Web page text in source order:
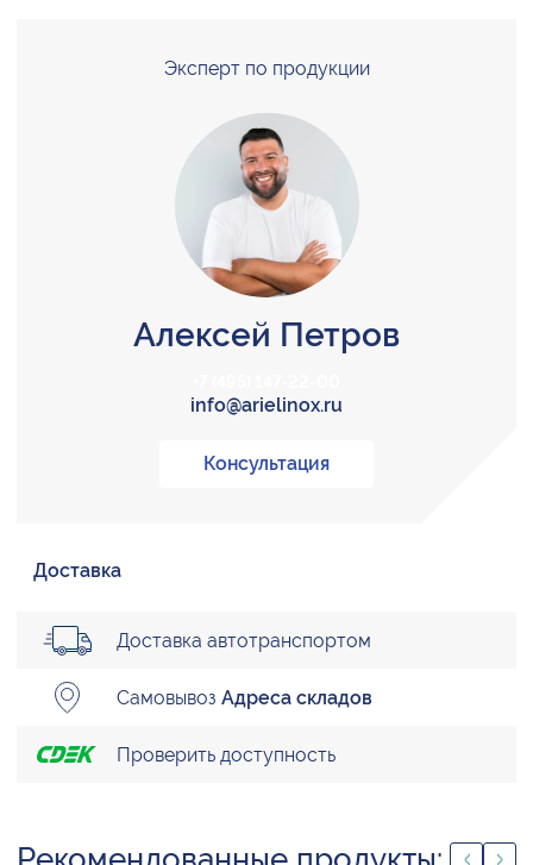
Эксперт по продукции
Алексей Петров
info@arielinox.ru
Консультация
Доставка
Доставка автотранспортом
Самовывоз Адреса складов
Проверить доступность